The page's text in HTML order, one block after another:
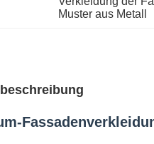
Muster aus Metall